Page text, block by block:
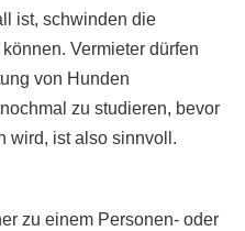
ist, schwinden die
Vermieter dürfen
von Hunden
zu studieren, bevor
wird, ist also sinnvoll.
zu einem Personen- oder